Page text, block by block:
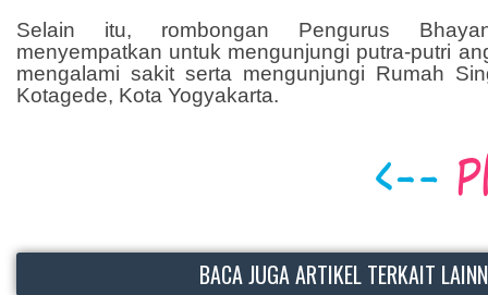
Selain itu, rombongan Pengurus
menyempatkan untuk mengunjungi putra-putri
mengalami sakit serta mengunjungi Rumah
Kotagede, Kota Yogyakarta.
BACA JUGA ARTIKEL TERKAIT